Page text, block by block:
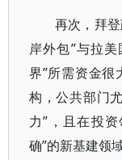
再次，拜
岸外包”与拉
界”所需资金很
构，公共部门
力”，且在投
确”的新基建领